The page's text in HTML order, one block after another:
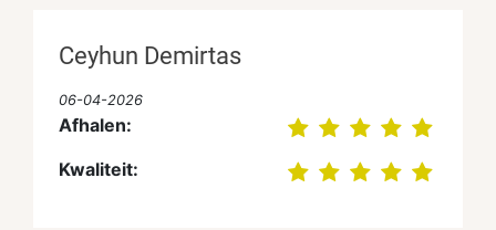
Ceyhun Demirtas
06-04-2026
Afhalen:
Kwaliteit: